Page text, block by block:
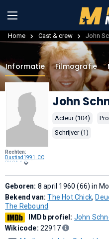
Home Cast & crew John
Rechten:
Dustind1991 , CC
BY-SA 4.0, via
Commons.
Informatie Filmografie
John
Acteur (104)
Schrijver (1)
Geboren: 8 april 1960 (66) in
Bekend van:The Hot Chick,
The Rebound
IMDb profiel: John
Wikicode: 22917